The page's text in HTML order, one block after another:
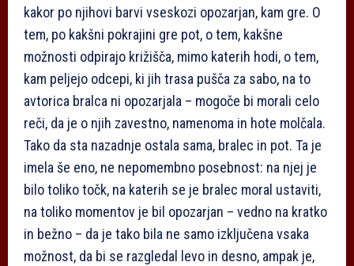
kakor po njihovi barvi vseskozi opozarjan, kam gre. O
tem, po kakšni pokrajini gre pot, o tem, kakšne
možnosti odpirajo križišča, mimo katerih hodi, o tem,
kam peljejo odcepi, ki jih trasa pušča za sabo, na to
avtorica bralca ni opozarjala – mogoče bi morali celo
reči, da je o njih zavestno, namenoma in hote molčala.
Tako da sta nazadnje ostala sama, bralec in pot. Ta je
imela še eno, ne nepomembno posebnost: na njej je
bilo toliko točk, na katerih se je bralec moral ustaviti,
na toliko momentov je bil opozarjan – vedno na kratko
in bežno – da je tako bila ne samo izključena vsaka
možnost, da bi se razgledal levo in desno, ampak je,